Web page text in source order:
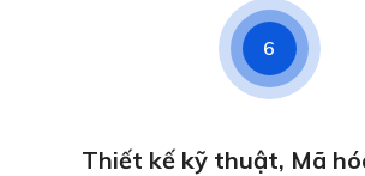
6
Thiết kế kỹ thuật, Mã